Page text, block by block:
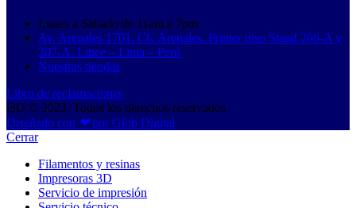
Lunes a Sabado de 11am a 7pm
Av. Arenales 1701. CC Arenales. Primer piso Stand 206-A y
207-A. Lince – Lima – Perú
Nuestras tiendas
Libro de reclamaciones
i3D © 2023. Todos los derechos reservados
Diseñado con ❤por Glob Digital
Cerrar
Filamentos y resinas
Impresoras 3D
Servicio de impresión